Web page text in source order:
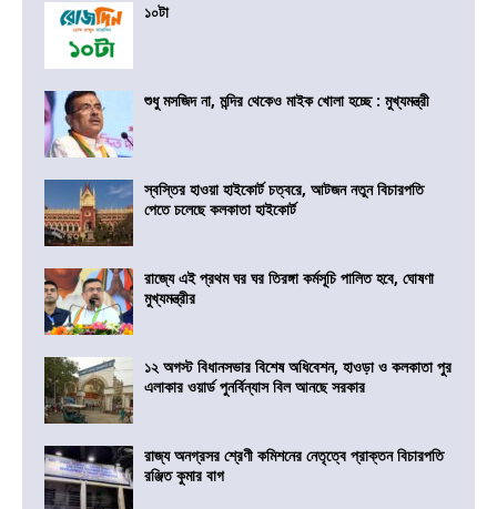
১০টা
শুধু মসজিদ না, মন্দির থেকেও মাইক খোলা হচ্ছে : মুখ্যমন্ত্রী
স্বস্তির হাওয়া হাইকোর্ট চত্বরে, আটজন নতুন বিচারপতি
পেতে চলেছে কলকাতা হাইকোর্ট
রাজ্যে এই প্রথম ঘর ঘর তিরঙ্গা কর্মসূচি পালিত হবে, ঘোষণা
মুখ্যমন্ত্রীর
১২ অগস্ট বিধানসভার বিশেষ অধিবেশন, হাওড়া ও কলকাতা পুর
এলাকার ওয়ার্ড পুনর্বিন্যাস বিল আনছে সরকার
রাজ্য অনগ্রসর শ্রেণী কমিশনের নেতৃত্বে প্রাক্তন বিচারপতি
রঞ্জিত কুমার বাগ